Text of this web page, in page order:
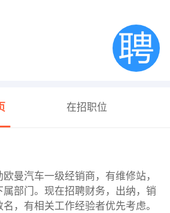
在招职位
曼汽车一级经销商，有维修站，
部门。现在招聘财务，出纳，销
，有相关工作经验者优先考虑。